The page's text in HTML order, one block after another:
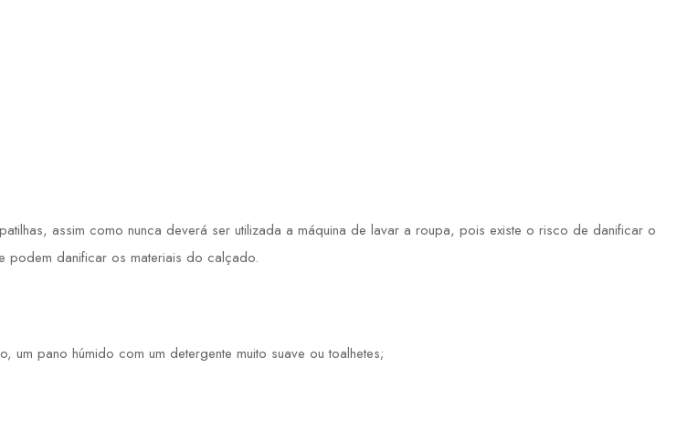
assim como nunca deverá ser utilizada a máquina de lavar a roupa, pois existe o risco de danificar o
podem danificar os materiais do calçado.
pano húmido com um detergente muito suave ou toalhetes;